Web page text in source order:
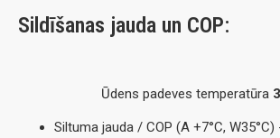
Sildīšanas jauda un COP:
Ūdens padeves temperatūra
Siltuma jauda / COP (A +7°C, W35°C)